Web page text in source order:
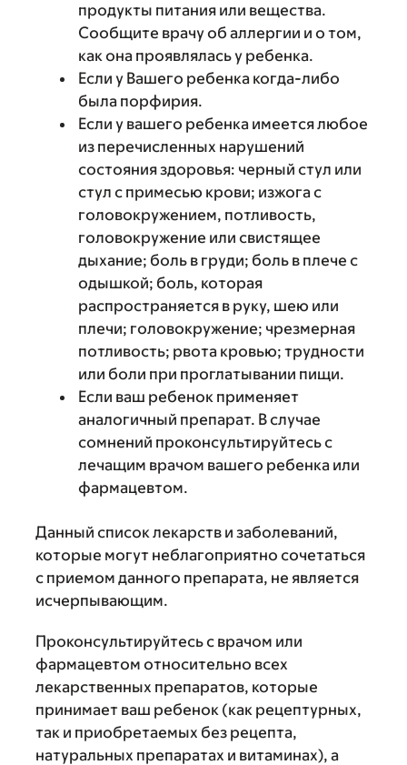
продукты питания или вещества.
Сообщите врачу об аллергии и о том,
как она проявлялась у ребенка.
Если у Вашего ребенка когда-либо
была порфирия.
Если у вашего ребенка имеется любое
из перечисленных нарушений
состояния здоровья: черный стул или
стул с примесью крови; изжога с
головокружением, потливость,
головокружение или свистящее
дыхание; боль в груди; боль в плече с
одышкой; боль, которая
распространяется в руку, шею или
плечи; головокружение; чрезмерная
потливость; рвота кровью; трудности
или боли при проглатывании пищи.
Если ваш ребенок применяет
аналогичный препарат. В случае
сомнений проконсультируйтесь с
лечащим врачом вашего ребенка или
фармацевтом.
Данный список лекарств и заболеваний,
которые могут неблагоприятно сочетаться
с приемом данного препарата, не является
исчерпывающим.
Проконсультируйтесь с врачом или
фармацевтом относительно всех
лекарственных препаратов, которые
принимает ваш ребенок (как рецептурных,
так и приобретаемых без рецепта,
натуральных препаратах и витаминах), а